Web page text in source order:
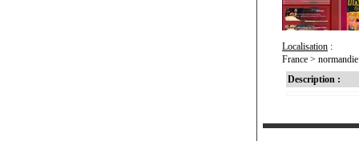
Localisation :
France >
Description :